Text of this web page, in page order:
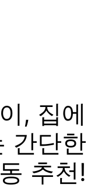
, 집에
간단한
추천!